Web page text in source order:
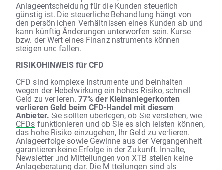
Anlageentscheidung für die Kunden steuerlich
günstig ist. Die steuerliche Behandlung hängt von
den persönlichen Verhältnissen eines Kunden ab und
kann künftig Änderungen unterworfen sein. Kurse
bzw. der Wert eines Finanzinstruments können
steigen und fallen.
RISIKOHINWEIS für CFD
CFD sind komplexe Instrumente und beinhalten
wegen der Hebelwirkung ein hohes Risiko, schnell
Geld zu verlieren. 77% der Kleinanlegerkonten
verlieren Geld beim CFD-Handel mit diesem
Anbieter. Sie sollten überlegen, ob Sie verstehen, wie
CFDs funktionieren und ob Sie es sich leisten können,
das hohe Risiko einzugehen, Ihr Geld zu verlieren.
Anlageerfolge sowie Gewinne aus der Vergangenheit
garantieren keine Erfolge in der Zukunft. Inhalte,
Newsletter und Mitteilungen von XTB stellen keine
Anlageberatung dar. Die Mitteilungen sind als